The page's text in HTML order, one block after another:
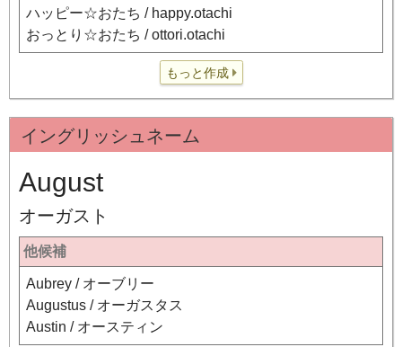
ハッピー☆おたち / happy.otachi
おっとり☆おたち / ottori.otachi
もっと作成
イングリッシュネーム
August
オーガスト
他候補
Aubrey / オーブリー
Augustus / オーガスタス
Austin / オースティン